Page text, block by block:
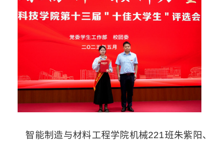
智能制造与材料工程学院机械221班朱紫阳、